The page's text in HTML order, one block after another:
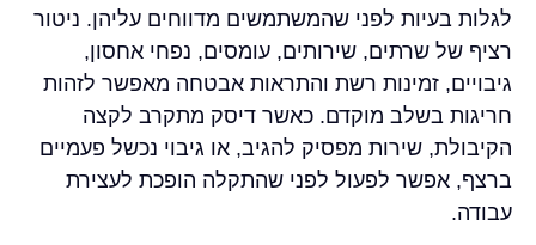
לגלות בעיות לפני שהמשתמשים מדווחים עליהן. ניטור
רציף של שרתים, שירותים, עומסים, נפחי אחסון,
גיבויים, זמינות רשת והתראות אבטחה מאפשר לזהות
חריגות בשלב מוקדם. כאשר דיסק מתקרב לקצה
הקיבולת, שירות מפסיק להגיב, או גיבוי נכשל פעמיים
ברצף, אפשר לפעול לפני שהתקלה הופכת לעצירת
עבודה.